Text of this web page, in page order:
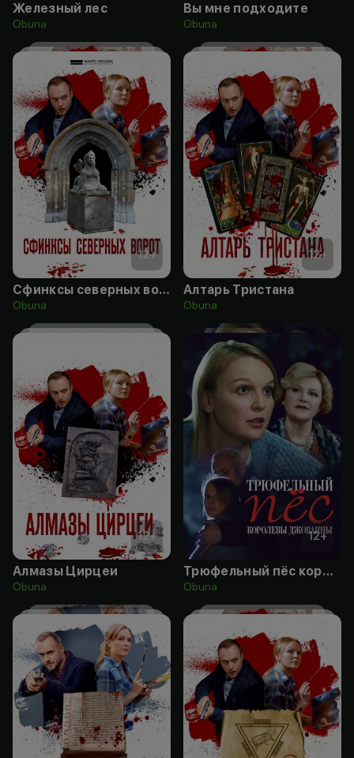
Железный лес
Obuna
Вы мне подходите
Obuna
12+
Сфинксы северных ворот
Obuna
12+
Алтарь Тристана
Obuna
12+
Алмазы Цирцеи
Obuna
12+
Трюфельный пёс королевы Джованны
Obuna